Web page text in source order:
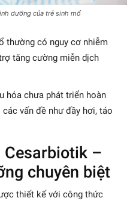
dưỡng của trẻ sinh mổ
thường có nguy cơ nhiễm
tăng cường miễn dịch
hóa chưa phát triển hoàn
vấn đề như đầy hơi, táo
–
chuyên biệt
thiết kế với công thức